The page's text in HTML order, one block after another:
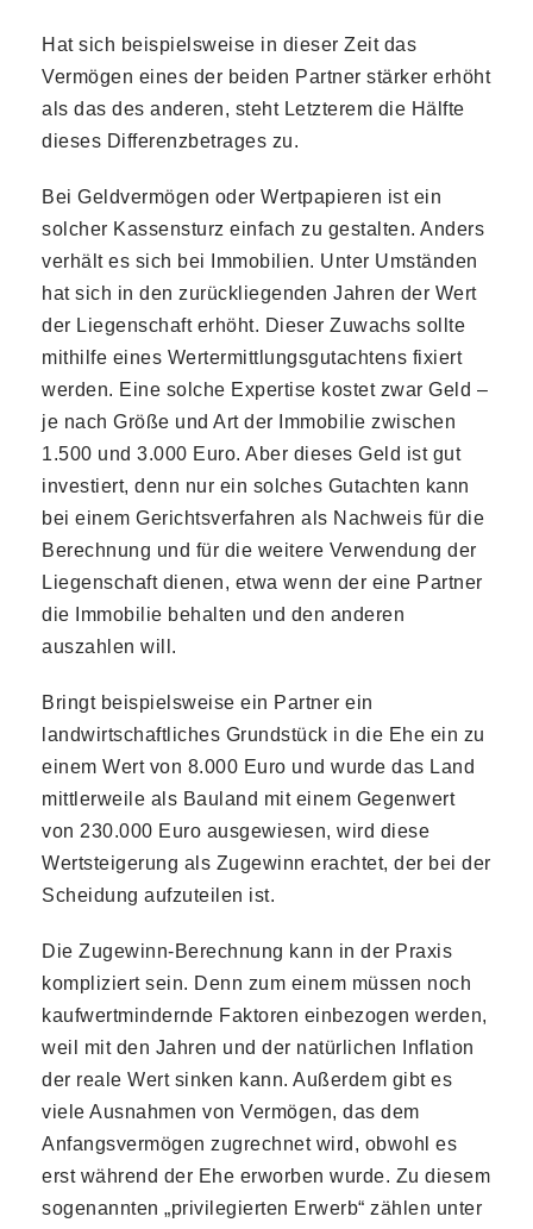
Hat sich beispielsweise in dieser Zeit das
Vermögen eines der beiden Partner stärker erhöht
als das des anderen, steht Letzterem die Hälfte
dieses Differenzbetrages zu.
Bei Geldvermögen oder Wertpapieren ist ein
solcher Kassensturz einfach zu gestalten. Anders
verhält es sich bei Immobilien. Unter Umständen
hat sich in den zurückliegenden Jahren der Wert
der Liegenschaft erhöht. Dieser Zuwachs sollte
mithilfe eines Wertermittlungsgutachtens fixiert
werden. Eine solche Expertise kostet zwar Geld –
je nach Größe und Art der Immobilie zwischen
1.500 und 3.000 Euro. Aber dieses Geld ist gut
investiert, denn nur ein solches Gutachten kann
bei einem Gerichtsverfahren als Nachweis für die
Berechnung und für die weitere Verwendung der
Liegenschaft dienen, etwa wenn der eine Partner
die Immobilie behalten und den anderen
auszahlen will.
Bringt beispielsweise ein Partner ein
landwirtschaftliches Grundstück in die Ehe ein zu
einem Wert von 8.000 Euro und wurde das Land
mittlerweile als Bauland mit einem Gegenwert
von 230.000 Euro ausgewiesen, wird diese
Wertsteigerung als Zugewinn erachtet, der bei der
Scheidung aufzuteilen ist.
Die Zugewinn-Berechnung kann in der Praxis
kompliziert sein. Denn zum einem müssen noch
kaufwertmindernde Faktoren einbezogen werden,
weil mit den Jahren und der natürlichen Inflation
der reale Wert sinken kann. Außerdem gibt es
viele Ausnahmen von Vermögen, das dem
Anfangsvermögen zugrechnet wird, obwohl es
erst während der Ehe erworben wurde. Zu diesem
sogenannten „privilegierten Erwerb“ zählen unter